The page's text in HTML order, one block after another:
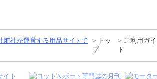
トッ
プ
ご利用ガイ
ド